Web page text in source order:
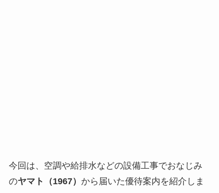
今回は、空調や給排水などの設備工事でおなじみ
のヤマト（1967） から届いた優待案内を紹介しま